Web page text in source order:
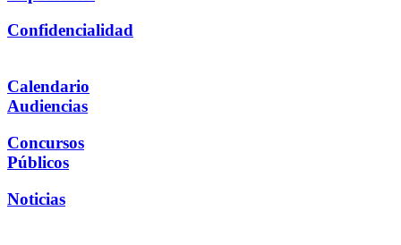
Confidencialidad
Calendario
Audiencias
Concursos
Públicos
Noticias